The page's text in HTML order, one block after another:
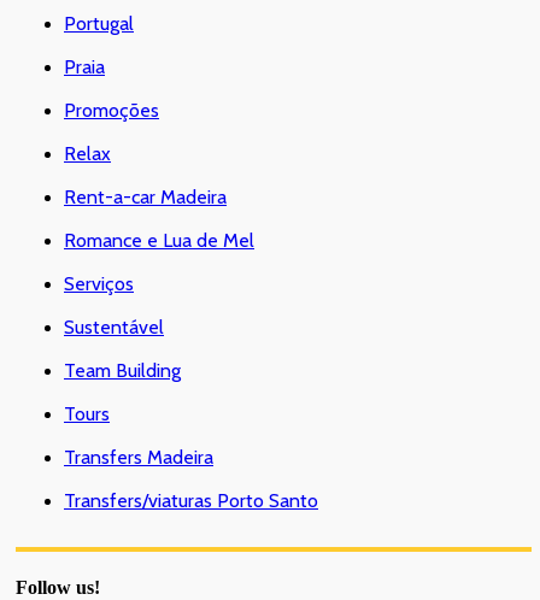
Portugal
Praia
Promoções
Relax
Rent-a-car Madeira
Romance e Lua de Mel
Serviços
Sustentável
Team Building
Tours
Transfers Madeira
Transfers/viaturas Porto Santo
Follow us!